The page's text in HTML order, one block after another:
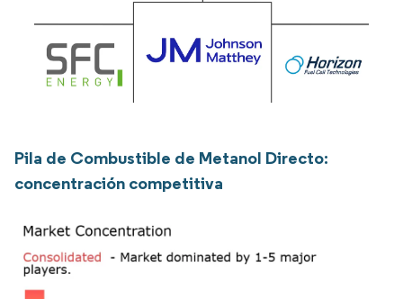
Pila de Combustible de Metanol Directo:
concentración competitiva